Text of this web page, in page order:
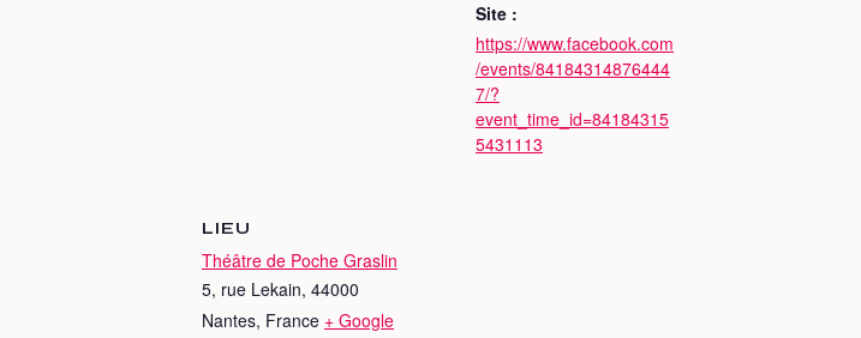
Site :
https://www.facebook.com
/events/84184314876444
7/?
event_time_id=84184315
5431113
LIEU
Théâtre de Poche Graslin
5, rue Lekain, 44000
Nantes, France + Google